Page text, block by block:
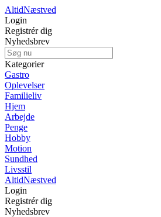
AltidNæstved
Login
Registrér dig
Nyhedsbrev
Kategorier
Gastro
Oplevelser
Familieliv
Hjem
Arbejde
Penge
Hobby
Motion
Sundhed
Livsstil
AltidNæstved
Login
Registrér dig
Nyhedsbrev